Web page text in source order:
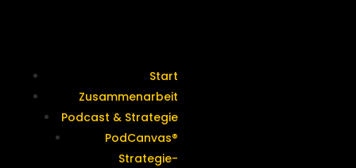
Start
Zusammenarbeit
Podcast & Strategie
PodCanvas®
Strategie-